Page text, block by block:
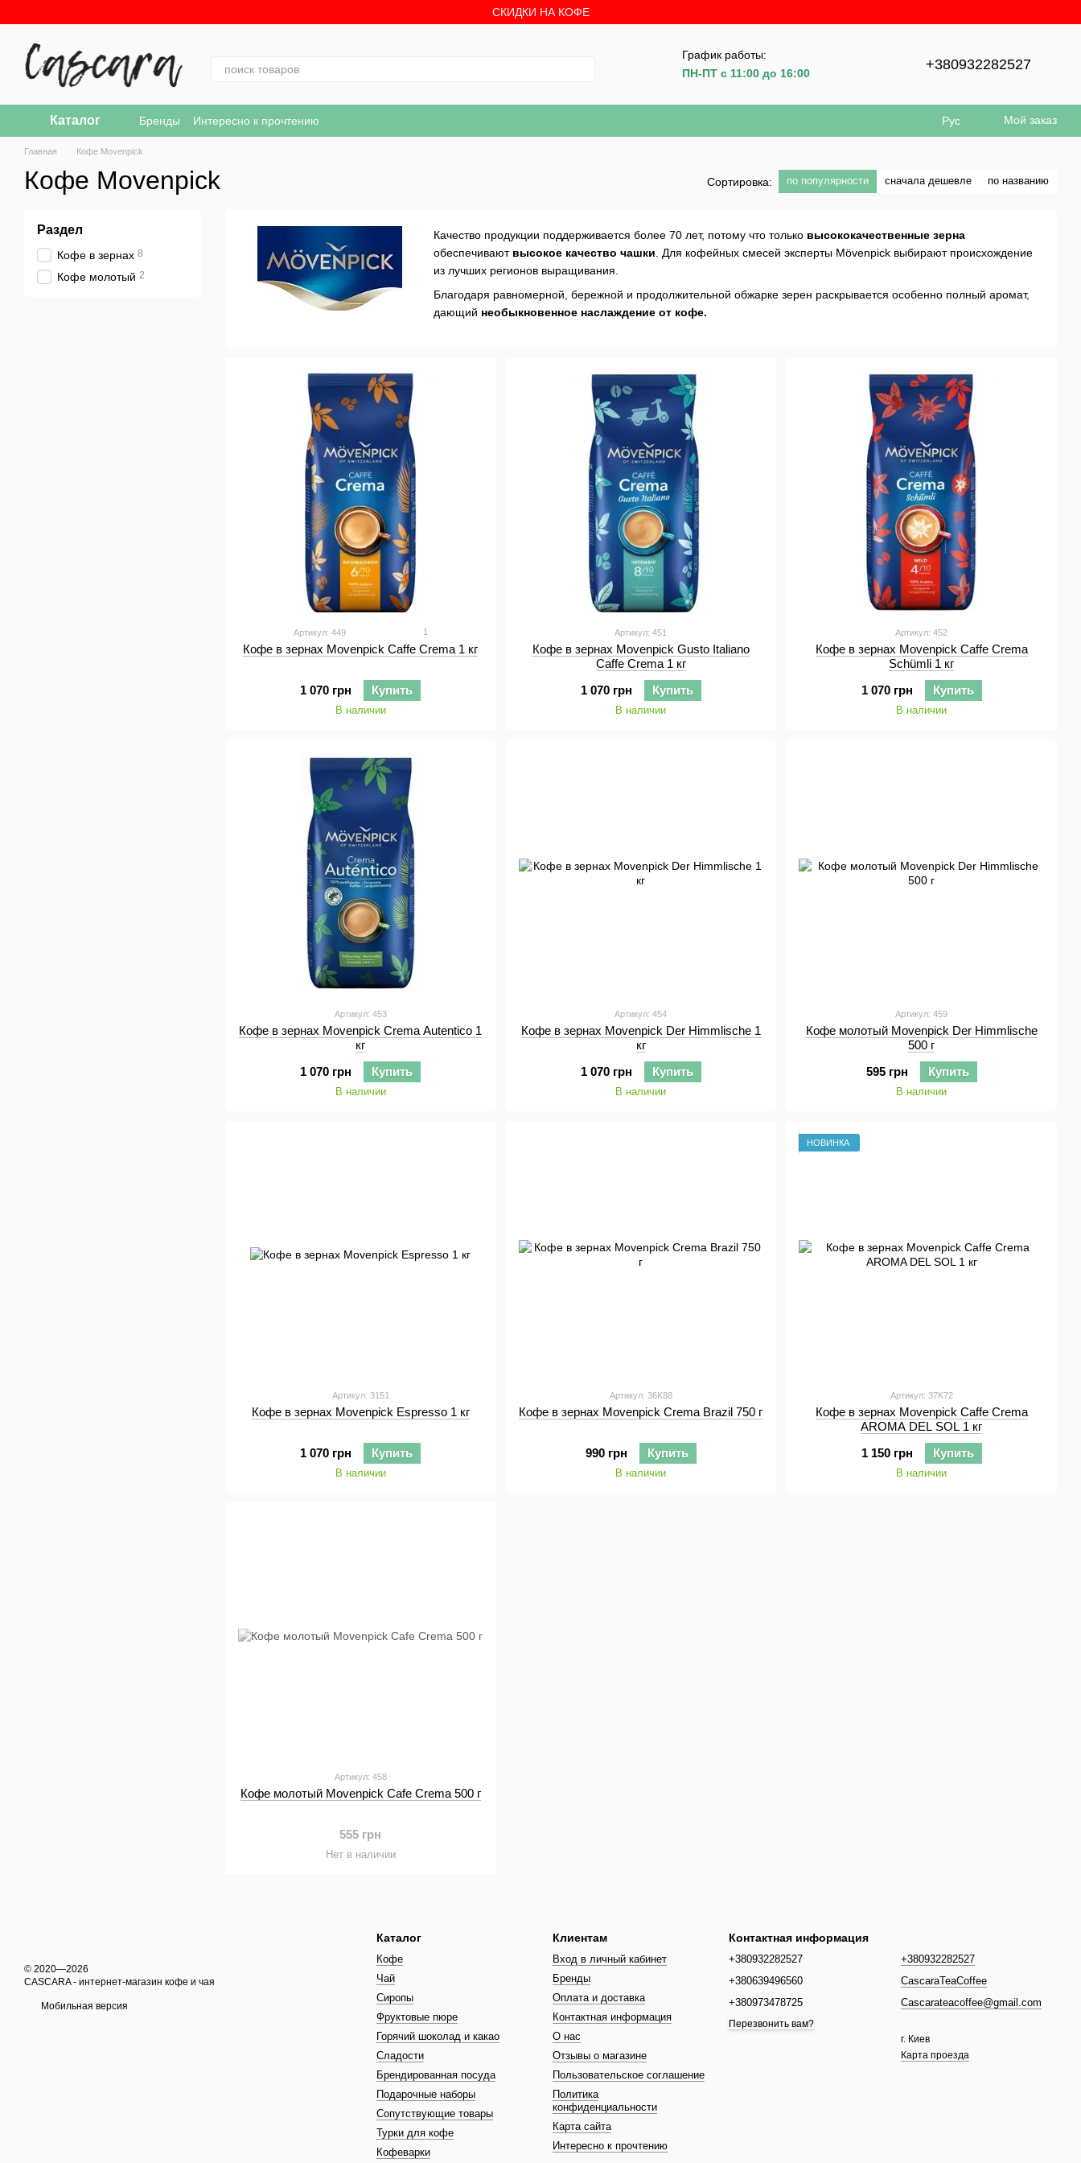
СКИДКИ НА КОФЕ
График работы:
ПН-ПТ с 11:00 до 16:00
+380932282527
Каталог Бренды Интересно к прочтению Рус Мой заказ
Главная Кофе Movenpick
Кофе Movenpick Сортировка: по популярности сначала дешевле по названию
Качество продукции поддерживается более 70 лет, потому что только высококачественные зерна
обеспечивают высокое качество чашки . Для кофейных смесей эксперты Mövenpick выбирают происхождение
из лучших регионов выращивания.
Благодаря равномерной, бережной и продолжительной обжарке зерен раскрывается особенно полный аромат,
дающий необыкновенное наслаждение от кофе.
Артикул: 449 1
Кофе в зернах Movenpick Caffe Crema 1 кг
1 070 грн Купить
В наличии
Артикул: 451
Кофе в зернах Movenpick Gusto Italiano
Caffe Crema 1 кг
1 070 грн
Купить
В наличии
Артикул: 452
Кофе в зернах Movenpick Caffe Crema
Schümli 1 кг
1 070 грн
Купить
В наличии
Артикул: 453
Кофе в зернах Movenpick Crema Autentico 1
кг
1 070 грн
Купить
В наличии
Артикул: 454
Кофе в зернах Movenpick Der Himmlische 1
кг
1 070 грн
Купить
В наличии
Артикул: 459
Кофе молотый Movenpick Der Himmlische
500 г
595 грн
Купить
В наличии
Артикул: 3151
Кофе в зернах Movenpick Espresso 1 кг
1 070 грн Купить
В наличии
Артикул: 36K88
Кофе в зернах Movenpick Crema Brazil 750 г
990 грн Купить
В наличии
НОВИНКА
Артикул: 37K72
Кофе в зернах Movenpick Caffe Crema
AROMA DEL SOL 1 кг
1 150 грн
Купить
В наличии
Артикул: 458
Кофе молотый Movenpick Cafe Crema 500 г
555 грн
Нет в наличии
Раздел
Кофе в зернах 8
Кофе молотый 2
© 2020—2026
CASCARA - интернет-магазин кофе и чая
Мобильная версия
Каталог
Кофе
Чай
Сиропы
Фруктовые пюре
Горячий шоколад и какао
Сладости
Брендированная посуда
Подарочные наборы
Сопутствующие товары
Турки для кофе
Кофеварки
Клиентам
Вход в личный кабинет
Бренды
Оплата и доставка
Контактная информация
О нас
Отзывы о магазине
Пользовательское соглашение
Политика
конфиденциальности
Карта сайта
Интересно к прочтению
Контактная информация
+380932282527
+380639496560
+380973478725
Перезвонить вам?
+380932282527
CascaraTeaCoffee
Cascarateacoffee@gmail.com
г. Киев
Карта проезда